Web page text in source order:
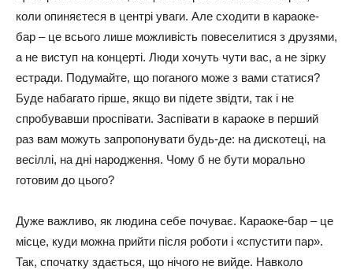
коли опиняєтеся в центрі уваги. Але сходити в караоке-
бар – це всього лише можливість повеселитися з друзями,
а не виступ на концерті. Люди хочуть чути вас, а не зірку
естради. Подумайте, що поганого може з вами статися?
Буде набагато гірше, якщо ви підете звідти, так і не
спробувавши проспівати. Заспівати в караоке в перший
раз вам можуть запропонувати будь-де: на дискотеці, на
весіллі, на дні народження. Чому б не бути морально
готовим до цього?
Дуже важливо, як людина себе почуває. Караоке-бар – це
місце, куди можна прийти після роботи і «спустити пар».
Так, спочатку здається, що нічого не вийде. Навколо